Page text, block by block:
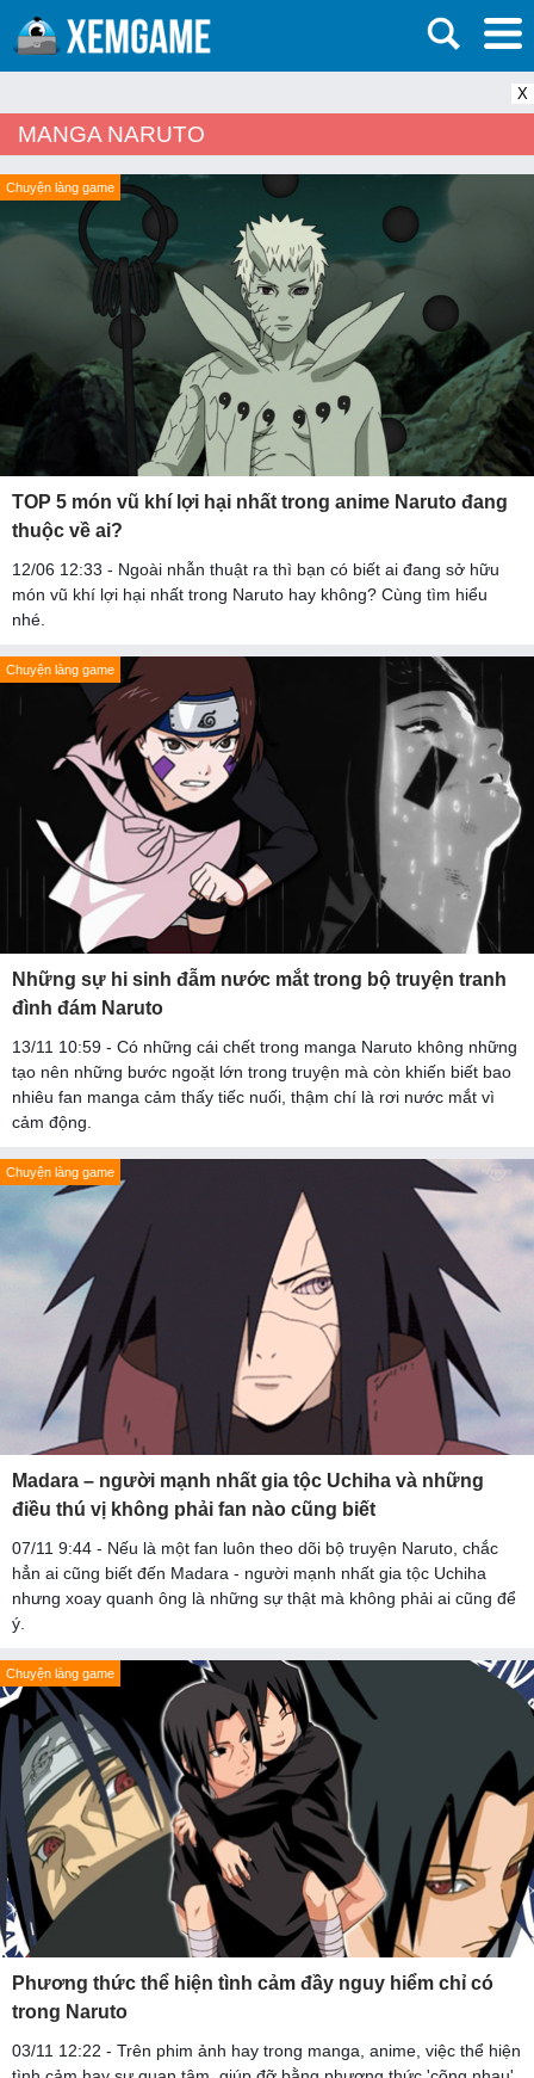
X
MANGA NARUTO
Chuyện làng game
TOP 5 món vũ khí lợi hại nhất trong anime Naruto đang
thuộc về ai?
12/06 12:33 - Ngoài nhẫn thuật ra thì bạn có biết ai đang sở hữu
món vũ khí lợi hại nhất trong Naruto hay không? Cùng tìm hiểu
nhé.
Chuyện làng game
Những sự hi sinh đẫm nước mắt trong bộ truyện tranh
đình đám Naruto
13/11 10:59 - Có những cái chết trong manga Naruto không những
tạo nên những bước ngoặt lớn trong truyện mà còn khiến biết bao
nhiêu fan manga cảm thấy tiếc nuối, thậm chí là rơi nước mắt vì
cảm động.
Chuyện làng game
Madara – người mạnh nhất gia tộc Uchiha và những
điều thú vị không phải fan nào cũng biết
07/11 9:44 - Nếu là một fan luôn theo dõi bộ truyện Naruto, chắc
hẳn ai cũng biết đến Madara - người mạnh nhất gia tộc Uchiha
nhưng xoay quanh ông là những sự thật mà không phải ai cũng để
ý.
Chuyện làng game
Phương thức thể hiện tình cảm đầy nguy hiểm chỉ có
trong Naruto
03/11 12:22 - Trên phim ảnh hay trong manga, anime, việc thể hiện